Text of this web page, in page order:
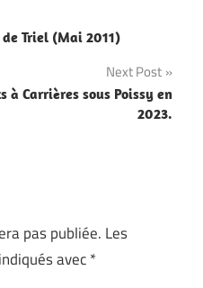
Triel (Mai 2011)
Next Post
à Carrières sous Poissy en
2023.
pas publiée. Les
avec*